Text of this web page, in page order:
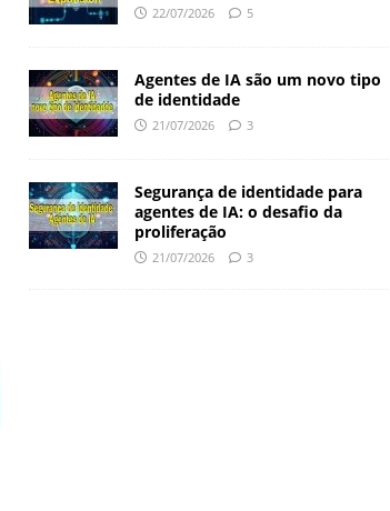
22/07/2026 5
Agentes de IA são um novo tipo
de identidade
21/07/2026 3
Segurança de identidade para
agentes de IA: o desafio da
proliferação
21/07/2026 3